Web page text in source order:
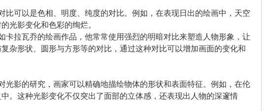
可以是色相、明度、纯度的对比。例如，在表现日出的绘画中，天空
光影变化和色彩的绚烂。
拉瓦乔的绘画作品，他常常使用强烈的明暗对比来塑造人物形象，让
杂形状、圆形与方形等的对比，通过这种对比可以增加画面的变化和
影的研究，画家可以精确地描绘物体的形状和表面特征。例如，在伦
。这种光影变化不仅突出了面部的立体感，还表现出人物的深邃情